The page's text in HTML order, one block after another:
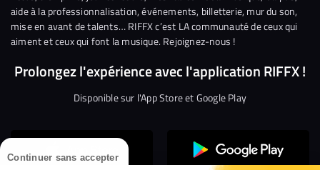
Continuer sans accepter
aide à la professionnalisation, événements, billetterie, mur du son,
mise en avant de talents… RIFFX c’est LA communauté de ceux qui
aiment et ceux qui font la musique. Rejoignez-nous !
Prolongez l'expérience avec l'application RIFFX !
Disponible sur l'App Store et Google Play